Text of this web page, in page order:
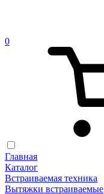
0
Главная
Каталог
Встраиваемая техника
Вытяжки встраиваемые